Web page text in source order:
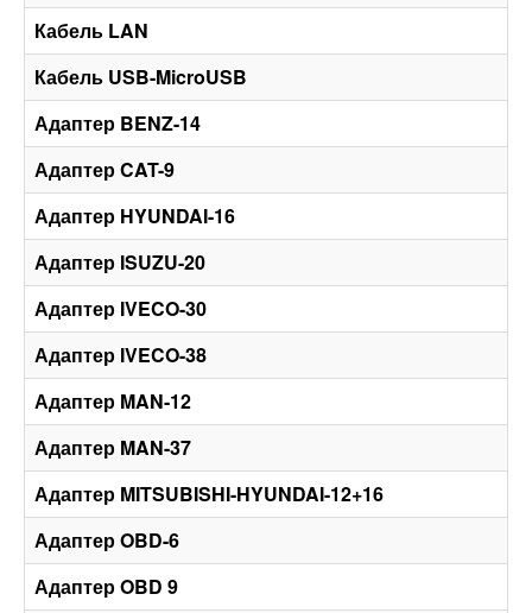
Кабель LAN
Кабель USB-MicroUSB
Адаптер BENZ-14
Адаптер CAT-9
Адаптер HYUNDAI-16
Адаптер ISUZU-20
Адаптер IVECO-30
Адаптер IVECO-38
Адаптер MAN-12
Адаптер MAN-37
Адаптер MITSUBISHI-HYUNDAI-12+16
Адаптер OBD-6
Адаптер OBD 9